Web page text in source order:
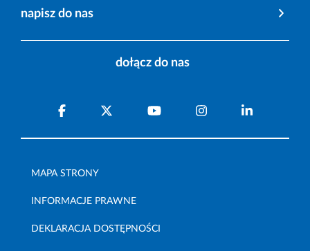
napisz do nas
dołącz do nas
MAPA STRONY
INFORMACJE PRAWNE
DEKLARACJA DOSTĘPNOŚCI